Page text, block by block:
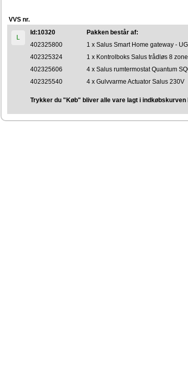
VVS nr.
L
Id:10320
Pakken består af:
402325800
1 x Salus Smart Home gateway -
402325324
1 x Kontrolboks Salus trådløs 8
402325606
4 x Salus rumtermostat Quantum
402325540
4 x Gulvvarme Actuator Salus 230V
Trykker du "Køb" bliver alle vare lagt i